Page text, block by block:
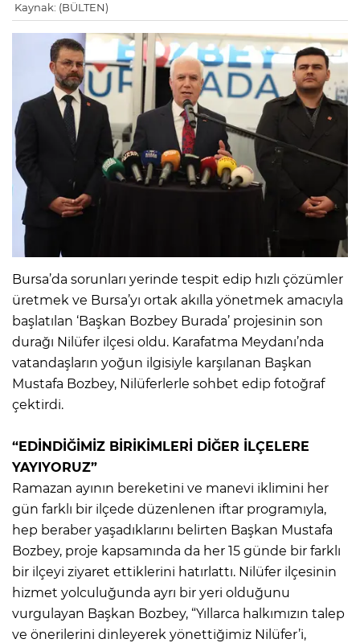
Kaynak: (BÜLTEN)
Bursa’da sorunları yerinde tespit edip hızlı çözümler
üretmek ve Bursa’yı ortak akılla yönetmek amacıyla
başlatılan ‘Başkan Bozbey Burada’ projesinin son
durağı Nilüfer ilçesi oldu. Karafatma Meydanı’nda
vatandaşların yoğun ilgisiyle karşılanan Başkan
Mustafa Bozbey, Nilüferlerle sohbet edip fotoğraf
çektirdi.
“EDİNDİĞİMİZ BİRİKİMLERİ DİĞER İLÇELERE
YAYIYORUZ”
Ramazan ayının bereketini ve manevi iklimini her
gün farklı bir ilçede düzenlenen iftar programıyla,
hep beraber yaşadıklarını belirten Başkan Mustafa
Bozbey, proje kapsamında da her 15 günde bir farklı
bir ilçeyi ziyaret ettiklerini hatırlattı. Nilüfer ilçesinin
hizmet yolculuğunda ayrı bir yeri olduğunu
vurgulayan Başkan Bozbey, “Yıllarca halkımızın talep
ve önerilerini dinleyerek yönettiğimiz Nilüfer’i,